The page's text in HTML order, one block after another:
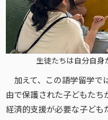
生徒たちは自分自身
加えて、この語学留学で
由で保護された子どもたち
経済的支援が必要な子ども